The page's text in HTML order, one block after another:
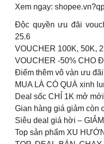
Xem ngay:
Độc quyền ưu đãi
25.6
VOUCHER 100K, 50K,
VOUCHER -50% CHO
Điểm thêm vô vàn ưu
MUA LÀ CÓ QUÀ xinh
Deal sốc CHỈ 1K mở
Gian hàng giá giảm còn
Siêu deal giá hời –
Top sản phẩm XU